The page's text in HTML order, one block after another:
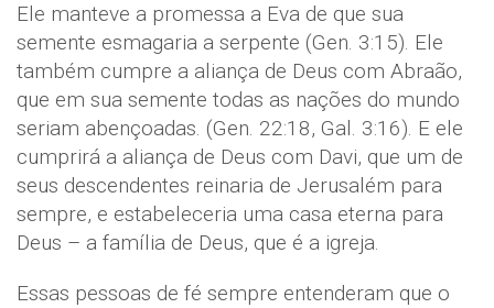
Ele manteve a promessa a Eva de que sua
semente esmagaria a serpente (Gen. 3:15). Ele
também cumpre a aliança de Deus com Abraão,
que em sua semente todas as nações do mundo
seriam abençoadas. (Gen. 22:18, Gal. 3:16). E ele
cumprirá a aliança de Deus com Davi, que um de
seus descendentes reinaria de Jerusalém para
sempre, e estabeleceria uma casa eterna para
Deus – a família de Deus, que é a igreja.
Essas pessoas de fé sempre entenderam que o